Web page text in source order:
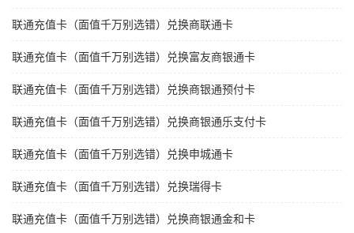
联通充值卡（面值千万别选错）兑换商联通卡
联通充值卡（面值千万别选错）兑换富友商银通卡
联通充值卡（面值千万别选错）兑换商银通预付卡
联通充值卡（面值千万别选错）兑换商银通乐支付卡
联通充值卡（面值千万别选错）兑换申城通卡
联通充值卡（面值千万别选错）兑换瑞得卡
联通充值卡（面值千万别选错）兑换商银通金和卡